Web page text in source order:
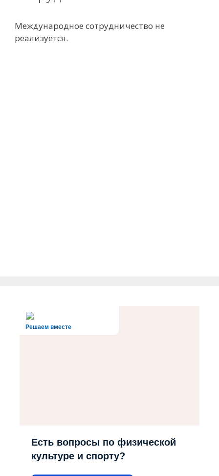
Международное сотрудничество не
реализуется.
Решаем вместе
Есть вопросы по физической
культуре и спорту?